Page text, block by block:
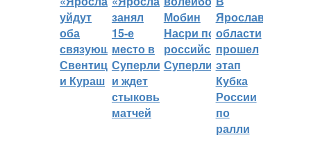
уйдут
оба
связующих:
Свентицкис
и Кураш
занял
15-е
место в
Суперлиге
и ждет
стыковых
матчей
Мобин
Насри покинет
российскую
Суперлигу
Ярославской
области
прошел
этап
Кубка
России
по
ралли